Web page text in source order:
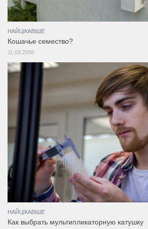
НАЙЦІКАВІШЕ
Кошачье семество?
11.03.2006
НАЙЦІКАВІШЕ
Как выбрать мультипликаторную катушку